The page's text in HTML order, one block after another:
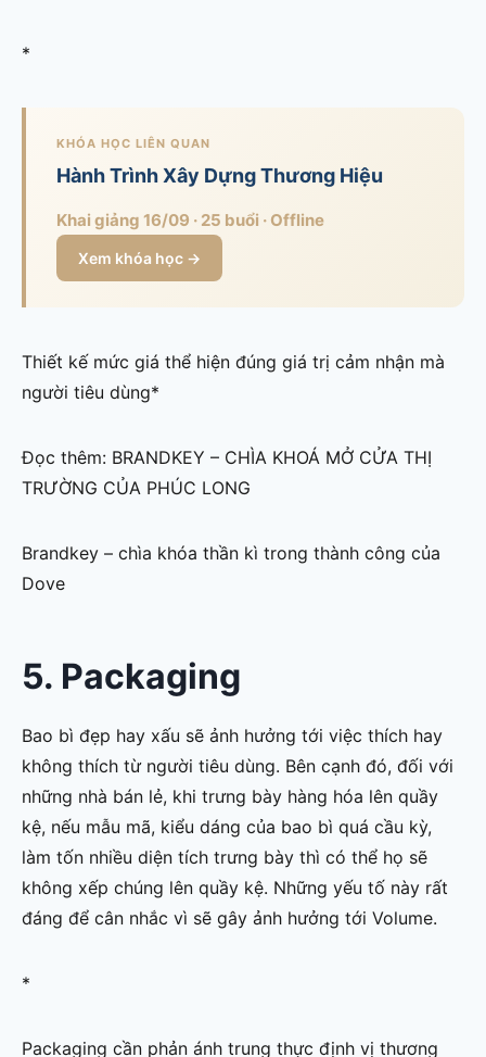
*
KHÓA HỌC LIÊN QUAN
Hành Trình Xây Dựng Thương Hiệu
Khai giảng 16/09 · 25 buổi · Offline
Xem khóa học →
Thiết kế mức giá thể hiện đúng giá trị cảm nhận mà
người tiêu dùng*
Đọc thêm: BRANDKEY – CHÌA KHOÁ MỞ CỬA THỊ
TRƯỜNG CỦA PHÚC LONG
Brandkey – chìa khóa thần kì trong thành công của
Dove
5. Packaging
Bao bì đẹp hay xấu sẽ ảnh hưởng tới việc thích hay
không thích từ người tiêu dùng. Bên cạnh đó, đối với
những nhà bán lẻ, khi trưng bày hàng hóa lên quầy
kệ, nếu mẫu mã, kiểu dáng của bao bì quá cầu kỳ,
làm tốn nhiều diện tích trưng bày thì có thể họ sẽ
không xếp chúng lên quầy kệ. Những yếu tố này rất
đáng để cân nhắc vì sẽ gây ảnh hưởng tới Volume.
*
Packaging cần phản ánh trung thực định vị thương